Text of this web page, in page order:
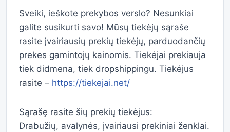
Sveiki, ieškote prekybos verslo? Nesunkiai
galite susikurti savo! Mūsų tiekėjų sąraše
rasite įvairiausių prekių tiekėjų, parduodančių
prekes gamintojų kainomis. Tiekėjai prekiauja
tiek didmena, tiek dropshippingu. Tiekėjus
rasite – https://tiekejai.net/
Sąrašę rasite šių prekių tiekėjus:
Drabužių, avalynės, įvairiausi prekiniai ženklai.